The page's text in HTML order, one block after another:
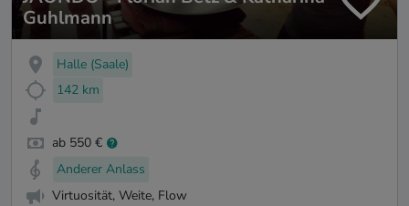
Guhlmann
Halle (Saale)
142 km
ab 550 €
Anderer Anlass
Virtuosität, Weite, Flow